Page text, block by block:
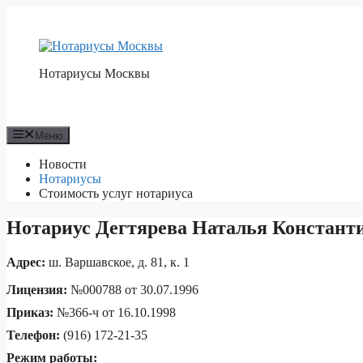
содержимому
Нотариусы Москвы
Меню
Новости
Нотариусы
Стоимость услуг нотариуса
Нотариус Дегтярева Наталья
Адрес: ш. Варшавское, д. 81, к. 1
Лицензия: №000788 от 30.07.1996
Приказ: №366-ч от 16.10.1998
Телефон: (916) 172-21-35
Режим работы: